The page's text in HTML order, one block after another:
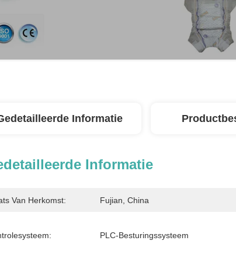
Informatie
Informatie
Van Herkomst: Fujian, China
PLC-Besturingssysteem